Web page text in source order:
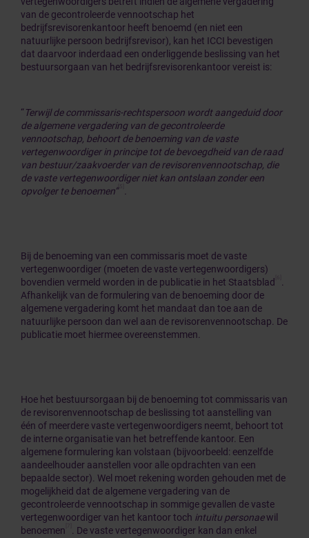
van de gecontroleerde vennootschap het
bedrijfsrevisorenkantoor heeft benoemd (en niet een
natuurlijke persoon bedrijfsrevisor), kan het ICCI bevestigen
dat daarvoor inderdaad een onderliggende beslissing van het
bestuursorgaan van het bedrijfsrevisorenkantoor vereist is:
“Terwijl de commissaris-rechtspersoon wordt aangeduid door
de algemene vergadering van de gecontroleerde
vennootschap, behoort de benoeming van de vaste
vertegenwoordiger in principe tot de bevoegdheid van de raad
van bestuur/zaakvoerder van de revisorenvennootschap, die
de vaste vertegenwoordiger niet kan ontslaan zonder een
opvolger te benoemen”[5]
Bij de benoeming van een commissaris moet de vaste
vertegenwoordiger (moeten de vaste vertegenwoordigers)
bovendien vermeld worden in de publicatie in het Staatsblad
Afhankelijk van de formulering van de benoeming door de
algemene vergadering komt het mandaat dan toe aan de
natuurlijke persoon dan wel aan de revisorenvennootschap. De
publicatie moet hiermee overeenstemmen.
Hoe het bestuursorgaan bij de benoeming tot commissaris van
de revisorenvennootschap de beslissing tot aanstelling van
één of meerdere vaste vertegenwoordigers neemt, behoort tot
de interne organisatie van het betreffende kantoor. Een
algemene formulering kan volstaan (bijvoorbeeld: eenzelfde
aandeelhouder aanstellen voor alle opdrachten van een
bepaalde sector). Wel moet rekening worden gehouden met de
mogelijkheid dat de algemene vergadering van de
gecontroleerde vennootschap in sommige gevallen de vaste
vertegenwoordiger van het kantoor toch intuitu personaewil
benoemen
. De vaste vertegenwoordiger kan dan enkel